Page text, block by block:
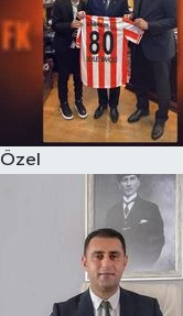
Özel
Özel
Resmi İlanlar
Sağlık
Siyaset
Spor
Yaşam